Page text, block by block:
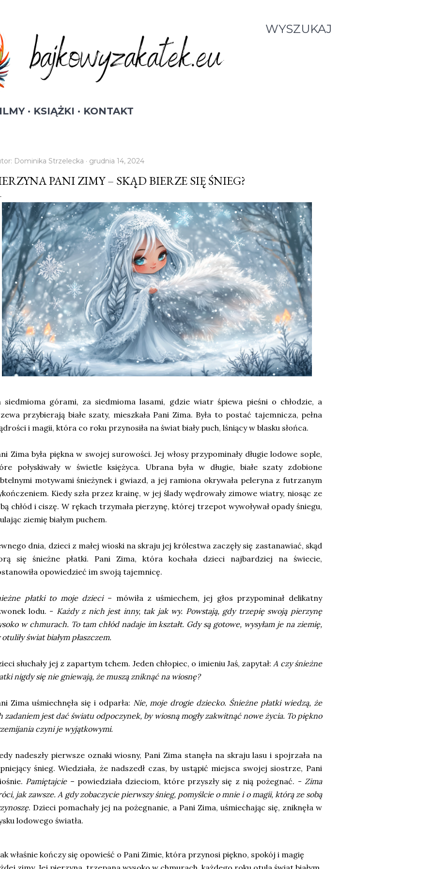
WYSZUKAJ
KSIĄŻKI KONTAKT
Dominika Strzelecka grudnia 14, 2024
PANI ZIMY – SKĄD BIERZE SIĘ ŚNIEG?
siedmioma górami, za siedmioma lasami, gdzie wiatr śpiewa pieśni o chłodzie, a
przybierają białe szaty, mieszkała Pani Zima. Była to postać tajemnicza, pełna
i magii, która co roku przynosiła na świat biały puch, lśniący w blasku słońca.
Zima była piękna w swojej surowości. Jej włosy przypominały długie lodowe sople,
połyskiwały w świetle księżyca. Ubrana była w długie, białe szaty zdobione
motywami śnieżynek i gwiazd, a jej ramiona okrywała peleryna z futrzanym
Kiedy szła przez krainę, w jej ślady wędrowały zimowe wiatry, niosąc ze
chłód i ciszę. W rękach trzymała pierzynę, której trzepot wywoływał opady śniegu,
ziemię białym puchem.
dnia, dzieci z małej wioski na skraju jej królestwa zaczęły się zastanawiać, skąd
się śnieżne płatki. Pani Zima, która kochała dzieci najbardziej na świecie,
opowiedzieć im swoją tajemnicę.
płatki to moje dzieci– mówiła z uśmiechem, jej głos przypominał delikatny
lodu. - Każdy z nich jest inny, tak jak wy. Powstają, gdy trzepię swoją pierzynę
w chmurach. To tam chłód nadaje im kształt. Gdy są gotowe, wysyłam je na ziemię,
otuliły świat białym płaszczem.
słuchały jej z zapartym tchem. Jeden chłopiec, o imieniu Jaś, zapytał: A czy śnieżne
nigdy się nie gniewają, że muszą zniknąć na wiosnę?
Zima uśmiechnęła się i odparła: Nie, moje drogie dziecko. Śnieżne płatki wiedzą, że
zadaniem jest dać światu odpoczynek, by wiosną mogły zakwitnąć nowe życia. To piękno
czyni je wyjątkowymi.
nadeszły pierwsze oznaki wiosny, Pani Zima stanęła na skraju lasu i spojrzała na
śnieg. Wiedziała, że nadszedł czas, by ustąpić miejsca swojej siostrze, Pani
Pamiętajcie– powiedziała dzieciom, które przyszły się z nią pożegnać. - Zima
jak zawsze. A gdy zobaczycie pierwszy śnieg, pomyślcie o mnie i o magii, którą ze sobą
. Dzieci pomachały jej na pożegnanie, a Pani Zima, uśmiechając się, zniknęła w
lodowego światła.
właśnie kończy się opowieść o Pani Zimie, która przynosi piękno, spokój i magię